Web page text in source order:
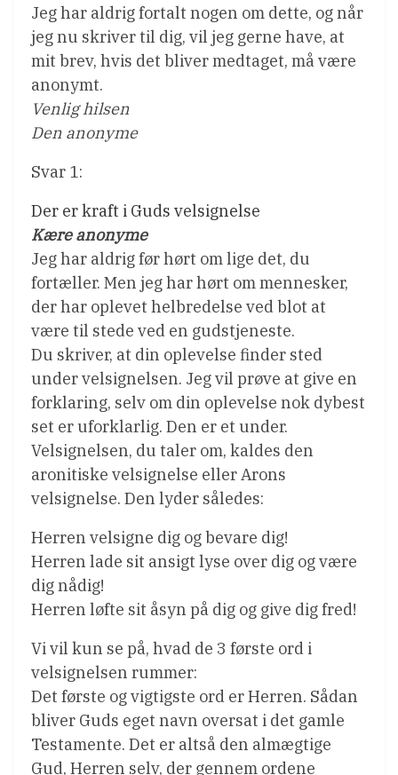
Jeg har aldrig fortalt nogen om dette, og når
jeg nu skriver til dig, vil jeg gerne have, at
mit brev, hvis det bliver medtaget, må være
anonymt.
Venlig hilsen
Den anonyme
Svar 1:
Der er kraft i Guds velsignelse
Kære anonyme
Jeg har aldrig før hørt om lige det, du
fortæller. Men jeg har hørt om mennesker,
der har oplevet helbredelse ved blot at
være til stede ved en gudstjeneste.
Du skriver, at din oplevelse finder sted
under velsignelsen. Jeg vil prøve at give en
forklaring, selv om din oplevelse nok dybest
set er uforklarlig. Den er et under.
Velsignelsen, du taler om, kaldes den
aronitiske velsignelse eller Arons
velsignelse. Den lyder således:
Herren velsigne dig og bevare dig!
Herren lade sit ansigt lyse over dig og være
dig nådig!
Herren løfte sit åsyn på dig og give dig fred!
Vi vil kun se på, hvad de 3 første ord i
velsignelsen rummer:
Det første og vigtigste ord er Herren. Sådan
bliver Guds eget navn oversat i det gamle
Testamente. Det er altså den almægtige
Gud, Herren selv, der gennem ordene